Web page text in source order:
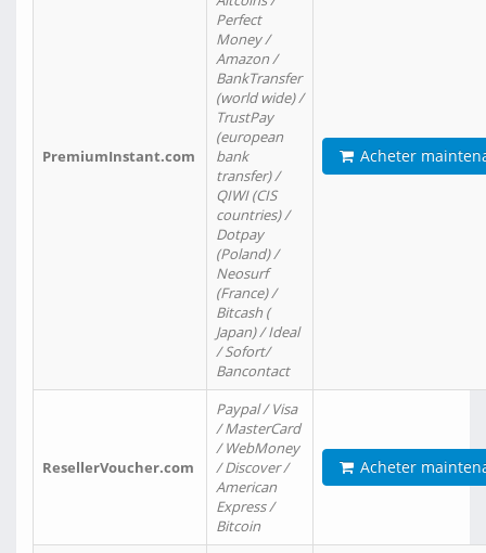
PremiumInstant.com
Perfect
Money /
Amazon /
BankTransfer
(world wide) /
TrustPay
(european
bank
transfer) /
QIWI (CIS
countries) /
Dotpay
(Poland) /
Neosurf
(France) /
Bitcash (
Japan) / Ideal
/ Sofort/
Bancontact
Acheter
ResellerVoucher.com
Paypal / Visa
/ MasterCard
/ WebMoney
/ Discover /
American
Express /
Bitcoin
Acheter